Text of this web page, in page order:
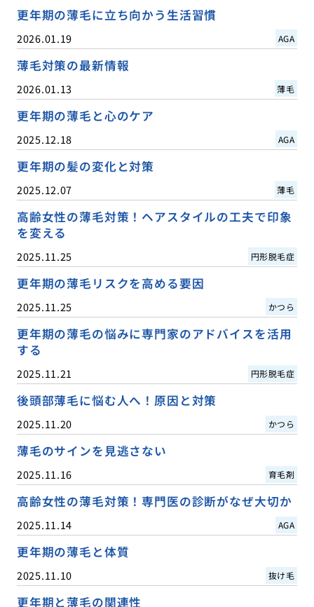
更年期の薄毛に立ち向かう生活習慣
2026.01.19 AGA
薄毛対策の最新情報
2026.01.13 薄毛
更年期の薄毛と心のケア
2025.12.18 AGA
更年期の髪の変化と対策
2025.12.07 薄毛
高齢女性の薄毛対策！ヘアスタイルの工夫で印象
を変える
2025.11.25 円形脱毛症
更年期の薄毛リスクを高める要因
2025.11.25 かつら
更年期の薄毛の悩みに専門家のアドバイスを活用
する
2025.11.21 円形脱毛症
後頭部薄毛に悩む人へ！原因と対策
2025.11.20 かつら
薄毛のサインを見逃さない
2025.11.16 育毛剤
高齢女性の薄毛対策！専門医の診断がなぜ大切か
2025.11.14 AGA
更年期の薄毛と体質
2025.11.10 抜け毛
更年期と薄毛の関連性